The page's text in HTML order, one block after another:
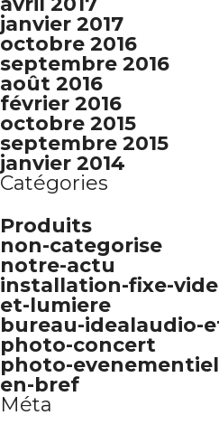
janvier 2017
octobre 2016
septembre 2016
août 2016
février 2016
octobre 2015
septembre 2015
janvier 2014
Catégories
Produits
non-categorise
notre-actu
installation-fixe-
et-lumiere
bureau-idealaudio-
photo-concert
photo-evenementiel
en-bref
Méta